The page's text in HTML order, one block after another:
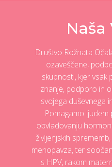
Naša
Društvo Rožnata
ozaveščene,
skupnosti, kjer vsak
znanje, podporo in
svojega duševnega
Pomagamo ljudem
obvladovanju
življenjskih
menopavza, ter
s HPV, rakom